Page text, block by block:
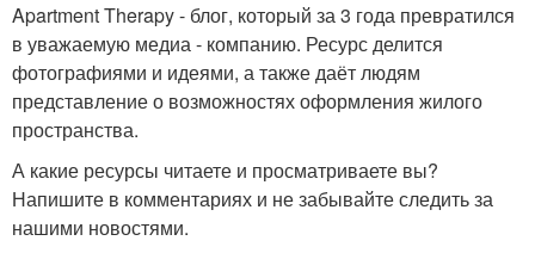
Apartment Therapy - блог, который за 3 года превратился
в уважаемую медиа - компанию. Ресурс делится
фотографиями и идеями, а также даёт людям
представление о возможностях оформления жилого
пространства.
А какие ресурсы читаете и просматриваете вы?
Напишите в комментариях и не забывайте следить за
нашими новостями.